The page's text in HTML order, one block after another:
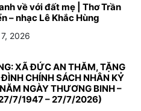
về với đất mẹ | Thơ Trần
– nhạc Lê Khắc Hùng
2026
XÃ ĐỨC AN THĂM, TẶNG
CHÍNH SÁCH NHÂN KỶ
NGÀY THƯƠNG BINH –
7/1947 – 27/7/2026)